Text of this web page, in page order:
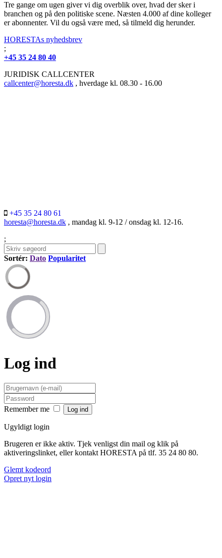
Tre gange om ugen giver vi dig overblik over, hvad der sker i
branchen og på den politiske scene. Næsten 4.000 af dine kolleger
er abonnenter. Vil du også være med, så tilmeld dig herunder.
HORESTAs nyhedsbrev
;
+45 35 24 80 40
JURIDISK CALLCENTER
callcenter@horesta.dk , hverdage kl. 08.30 - 16.00
+45 35 24 80 61
horesta@horesta.dk , mandag kl. 9-12 / onsdag kl. 12-16.
;
Sortér: Dato Popularitet
Log ind
Remember me
Ugyldigt login
Brugeren er ikke aktiv. Tjek venligst din mail og klik på
aktiveringslinket, eller kontakt HORESTA på tlf. 35 24 80 80.
Glemt kodeord
Opret nyt login